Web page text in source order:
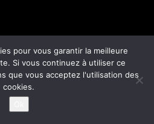
pour vous garantir la meilleure
Si vous continuez à utiliser ce
que vous acceptez l'utilisation des
cookies.